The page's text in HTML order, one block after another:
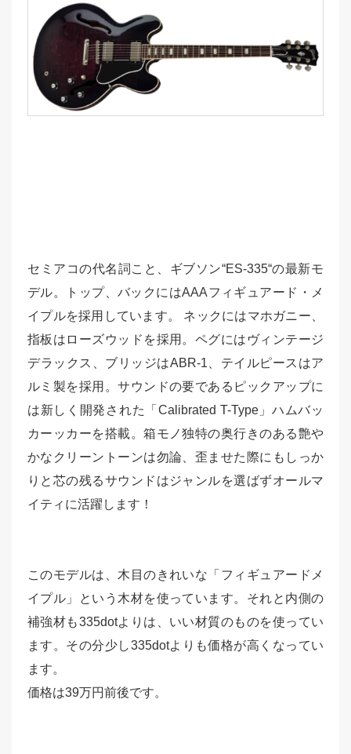
セミアコの代名詞こと、ギブソン“ES-335“の最新モ
デル。トップ、バックにはAAAフィギュアード・メ
イプルを採用しています。 ネックにはマホガニー、
指板はローズウッドを採用。ペグにはヴィンテージ
デラックス、ブリッジはABR-1、テイルピースはア
ルミ製を採用。サウンドの要であるピックアップに
は新しく開発された「Calibrated T-Type」ハムバッ
カーッカーを搭載。箱モノ独特の奥行きのある艶や
かなクリーントーンは勿論、歪ませた際にもしっか
りと芯の残るサウンドはジャンルを選ばずオールマ
イティに活躍します！
このモデルは、木目のきれいな「フィギュアードメ
イプル」という木材を使っています。 それと内側の
補強材も335dotよりは、いい材質のものを使ってい
ます。 その分少し335dotよりも価格が高くなってい
ます。
価格は39万円前後です。